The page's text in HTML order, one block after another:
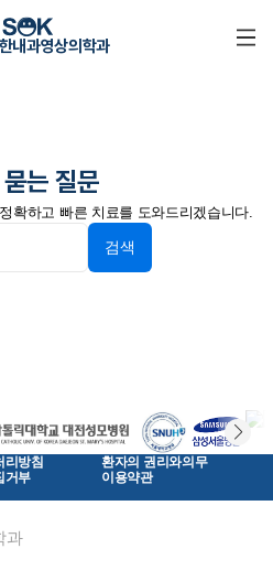
내과영상의학과
는 질문
확하고 빠른 치료를 도와드리겠습니다.
검색
리방침
환자의 권리와의무
거부
이용약관
과